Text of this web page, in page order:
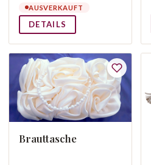
AUSVERKAUFT
DETAILS
Brauttasche